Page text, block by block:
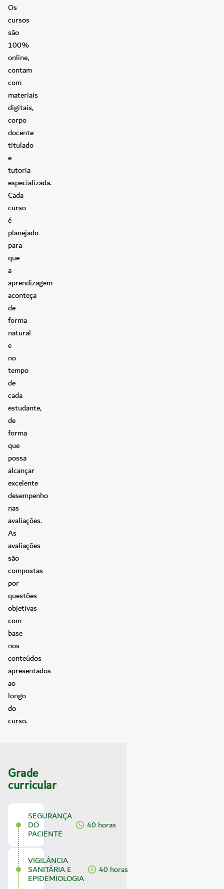
Os
cursos
são
100%
online,
contam
com
materiais
digitais,
corpo
docente
titulado
e
tutoria
especializada.
Cada
curso
é
planejado
para
que
a
aprendizagem
aconteça
de
forma
natural
e
no
tempo
de
cada
estudante,
de
forma
que
possa
alcançar
excelente
desempenho
nas
avaliações.
As
avaliações
são
compostas
por
questões
objetivas
com
base
nos
conteúdos
apresentados
ao
longo
do
curso.
Grade
curricular
SEGURANÇA
DO
PACIENTE
40 horas
VIGILÂNCIA
SANITÁRIA E
EPIDEMIOLOGIA
40 horas